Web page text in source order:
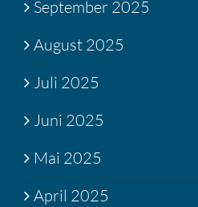
September 2025
August 2025
Juli 2025
Juni 2025
Mai 2025
April 2025